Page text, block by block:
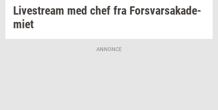
Li­ve­stream med chef fra For­svar­sa­ka­de­
mi­et
ANNONCE